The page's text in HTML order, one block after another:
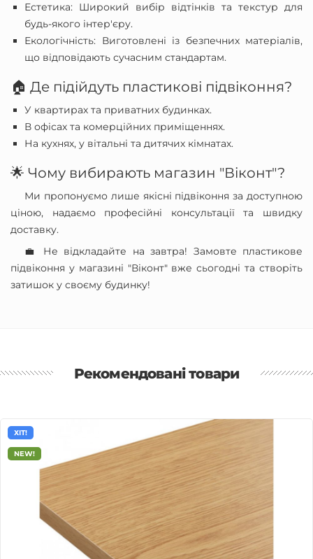
Естетика: Широкий вибір відтінків та текстур для
будь-якого інтер'єру.
Екологічність: Виготовлені із безпечних матеріалів,
що відповідають сучасним стандартам.
🏠 Де підійдуть пластикові підвіконня?
У квартирах та приватних будинках.
В офісах та комерційних приміщеннях.
На кухнях, у вітальні та дитячих кімнатах.
🌟 Чому вибирають магазин "Віконт"?
Ми пропонуємо лише якісні підвіконня за доступною
ціною, надаємо професійні консультації та швидку
доставку.
💼 Не відкладайте на завтра! Замовте пластикове
підвіконня у магазині "Віконт" вже сьогодні та створіть
затишок у своєму будинку!
Рекомендовані товари
ХІТ!
NEW!